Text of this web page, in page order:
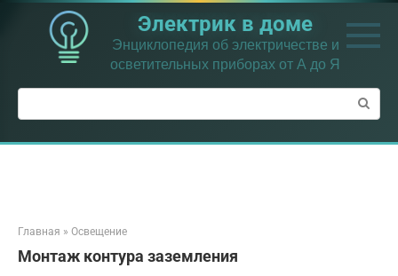
Перейти
контенту
Электрик в доме
Энциклопедия об электричестве и
осветительных приборах от А до Я
Поиск:
Главная » Освещение
Монтаж контура заземления